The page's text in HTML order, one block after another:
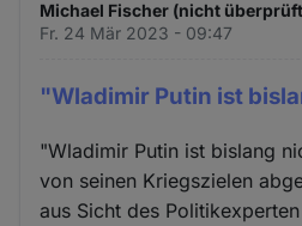
Michael Fischer (nicht
Fr. 24 Mär 2023 - 09:47
"Wladimir Putin ist
"Wladimir Putin ist bislang
von seinen Kriegszielen
aus Sicht des